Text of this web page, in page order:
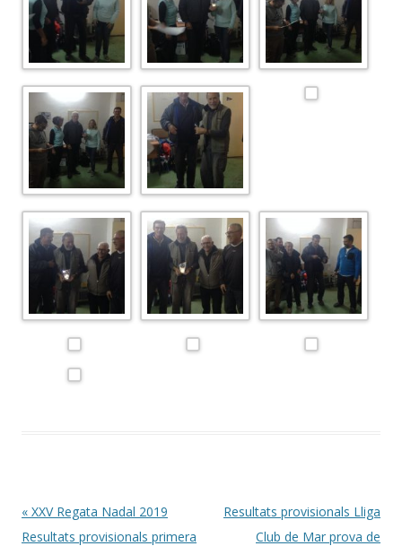
Post navigation
« XXV Regata Nadal 2019
Resultats provisionals primera
Resultats provisionals Lliga
Club de Mar prova de